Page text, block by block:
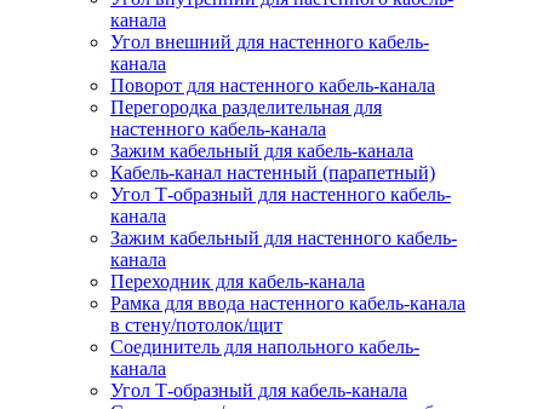
канала
Угол внешний для настенного кабель-
канала
Поворот для настенного кабель-канала
Перегородка разделительная для
настенного кабель-канала
Зажим кабельный для кабель-канала
Кабель-канал настенный (парапетный)
Угол Т-образный для настенного кабель-
канала
Зажим кабельный для настенного кабель-
канала
Переходник для кабель-канала
Рамка для ввода настенного кабель-канала
в стену/потолок/щит
Соединитель для напольного кабель-
канала
Угол Т-образный для кабель-канала